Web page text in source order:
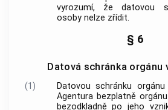
vyrozumí, že datovou
osoby nelze zřídit.
§ 6
Datová schránka orgánu
(1)
Datovou schránku
Agentura bezplatně
bezodkladně po jeho